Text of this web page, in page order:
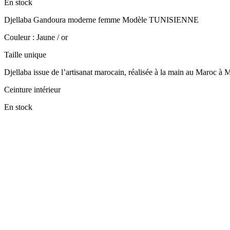
En stock
Djellaba Gandoura moderne femme Modèle TUNISIENNE
Couleur : Jaune / or
Taille unique
Djellaba issue de l’artisanat marocain, réalisée à la main au Maroc à
Ceinture intérieur
En stock